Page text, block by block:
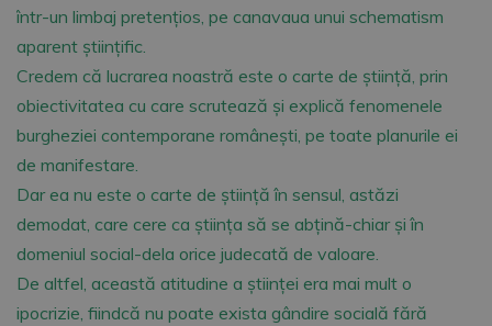
într-un limbaj pretențios, pe canavaua unui schematism
aparent științific.
Credem că lucrarea noastră este o carte de știință, prin
obiectivitatea cu care scrutează și explică fenomenele
burgheziei contemporane românești, pe toate planurile ei
de manifestare.
Dar ea nu este o carte de știință în sensul, astăzi
demodat, care cere ca știința să se abțină-chiar și în
domeniul social-dela orice judecată de valoare.
De altfel, această atitudine a științei era mai mult o
ipocrizie, fiindcă nu poate exista gândire socială fără